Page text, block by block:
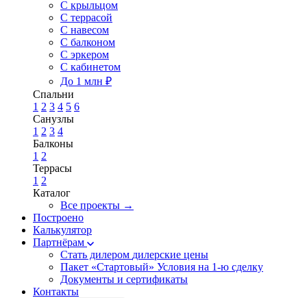
С крыльцом
С террасой
С навесом
С балконом
С эркером
С кабинетом
До 1 млн ₽
Спальни
1 2 3 4 5 6
Санузлы
1 2 3 4
Балконы
1 2
Террасы
1 2
Каталог
Все проекты →
Построено
Калькулятор
Партнёрам
Стать дилером дилерские цены
Пакет «Стартовый» Условия на 1-ю сделку
Документы и сертификаты
Контакты